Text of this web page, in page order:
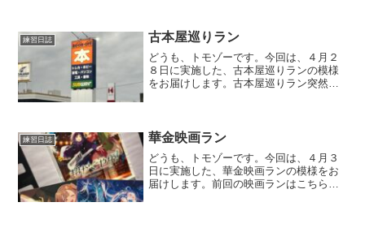
練習日誌 古本屋巡りラン
どうも、トモゾーです。今回は、４月２
８日に実施した、古本屋巡りランの模様
をお届けします。古本屋巡りラン突然で
２，０００冊以上あります...
練習日誌 華金映画ラン
どうも、トモゾーです。今回は、４月３
日に実施した、華金映画ランの模様をお
届けします。前回の映画ランはこちらで